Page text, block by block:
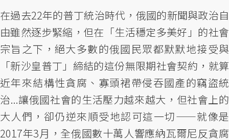
在過去22年的普丁統治時代，俄國的新聞與政治自
由雖然逐步緊縮，但在「生活穩定多美好」的社會
宗旨之下，絕大多數的俄國民眾都默默地接受與
「新沙皇普丁」締結的這份無限期社會契約，就算
近年來結構性貪腐、寡頭裙帶侵吞國產的竊盜統
治...讓俄國社會的生活壓力越來越大，但社會上的
大人們，卻仍逆來順受地認可這一切——就像是
2017年3月，全俄國數十萬人響應納瓦爾尼反貪腐